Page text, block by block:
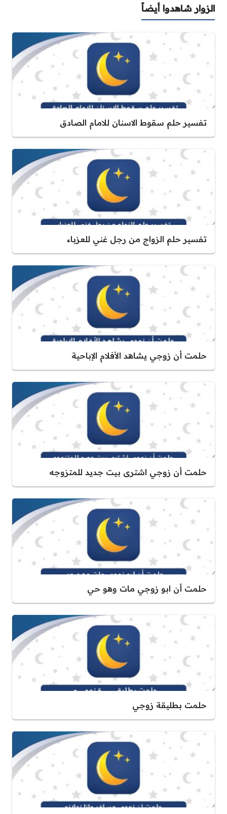
الزوار شاهدوا أيضاً
تفسير حلم سقوط الاسنان للامام الصادق
تفسير حلم الزواج من رجل غني للعزباء
حلمت أن زوجي يشاهد الأفلام الإباحية
حلمت أن زوجي اشترى بيت جديد للمتزوجه
حلمت أن ابو زوجي مات وهو حي
حلمت بطليقة زوجي